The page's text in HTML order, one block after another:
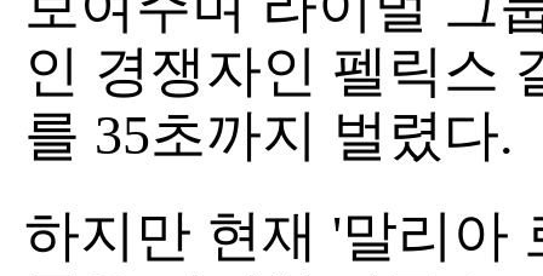
인 경쟁자인 펠릭스
를 35초까지 벌렸다.
하지만 현재 '말리아